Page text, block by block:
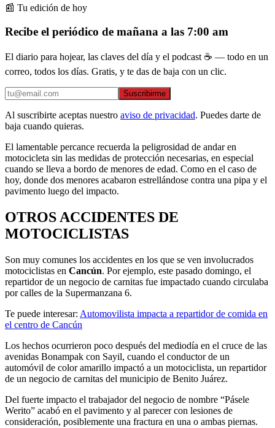
📰 Tu edición de hoy
Recibe el periódico de mañana a las 7:00 am
El diario para hojear, las claves del día y el podcast ☕ — todo en un
correo, todos los días. Gratis, y te das de baja con un clic.
Suscribirme
Al suscribirte aceptas nuestro aviso de privacidad. Puedes darte de
baja cuando quieras.
El lamentable percance recuerda la peligrosidad de andar en
motocicleta sin las medidas de protección necesarias, en especial
cuando se lleva a bordo de menores de edad. Como en el caso de
hoy, donde dos menores acabaron estrellándose contra una pipa y el
pavimento luego del impacto.
OTROS ACCIDENTES DE
MOTOCICLISTAS
Son muy comunes los accidentes en los que se ven involucrados
motociclistas en Cancún. Por ejemplo, este pasado domingo, el
repartidor de un negocio de carnitas fue impactado cuando circulaba
por calles de la Supermanzana 6.
Te puede interesar: Automovilista impacta a repartidor de comida en
el centro de Cancún
Los hechos ocurrieron poco después del mediodía en el cruce de las
avenidas Bonampak con Sayil, cuando el conductor de un
automóvil de color amarillo impactó a un motociclista, un repartidor
de un negocio de carnitas del municipio de Benito Juárez.
Del fuerte impacto el trabajador del negocio de nombre “Pásele
Werito” acabó en el pavimento y al parecer con lesiones de
consideración, posiblemente una fractura en una o ambas piernas.